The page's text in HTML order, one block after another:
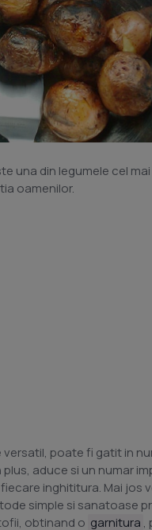
una din legumele cel
oamenilor.
versatil, poate fi gatit in
plus, aduce si un numar
inghititura. Mai jos
simple si sanatoase
obtinand o garnitura ,